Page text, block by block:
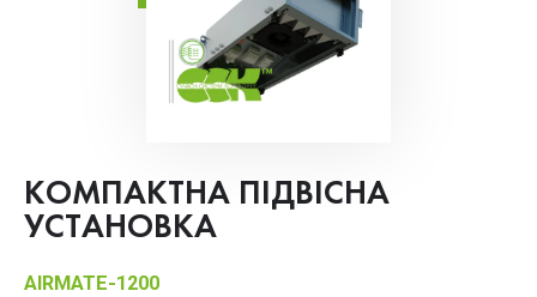
КОМПАКТНА ПІДВІСНА
УСТАНОВКА
AIRMATE-1200